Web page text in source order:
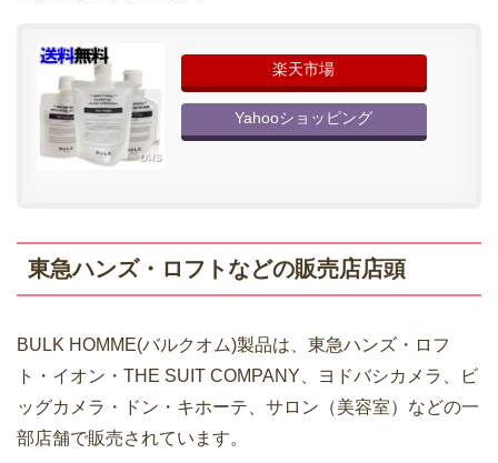
楽天市場
Yahooショッピング
東急ハンズ・ロフトなどの販売店店頭
BULK HOMME(バルクオム)製品は、東急ハンズ・ロフ
ト・イオン・THE SUIT COMPANY、ヨドバシカメラ、ビ
ッグカメラ・ドン・キホーテ、サロン（美容室）などの一
部店舗で販売されています。